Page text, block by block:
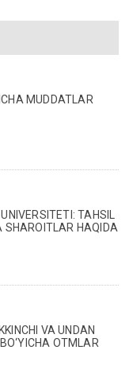
MUDDATLAR
TAHSIL
HAQIDA
VA UNDAN
OTMLAR